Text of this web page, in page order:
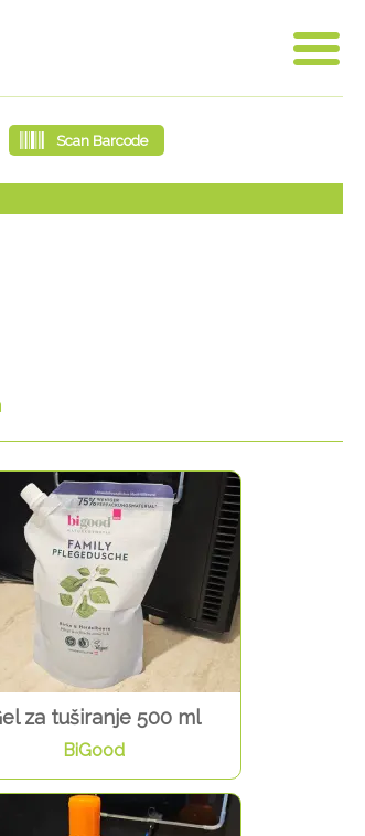
za tuširanje 500 ml
BiGood